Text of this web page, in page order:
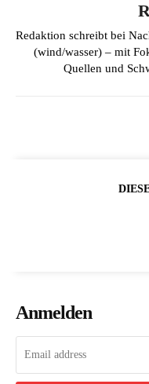
Redaktion schreibt bei
(wind/wasser) – mit
Quellen und
Anmelden